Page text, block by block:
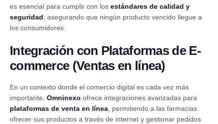
es esencial para cumplir con los estándares de calidad y
seguridad , asegurando que ningún producto vencido llegue a
los consumidores.
Integración con Plataformas de E-
commerce (Ventas en línea)
En un contexto donde el comercio digital es cada vez más
importante, Omninexo ofrece integraciones avanzadas para
plataformas de venta en línea, permitiendo a las farmacias
ofrecer sus productos a través de internet y gestionar pedidos